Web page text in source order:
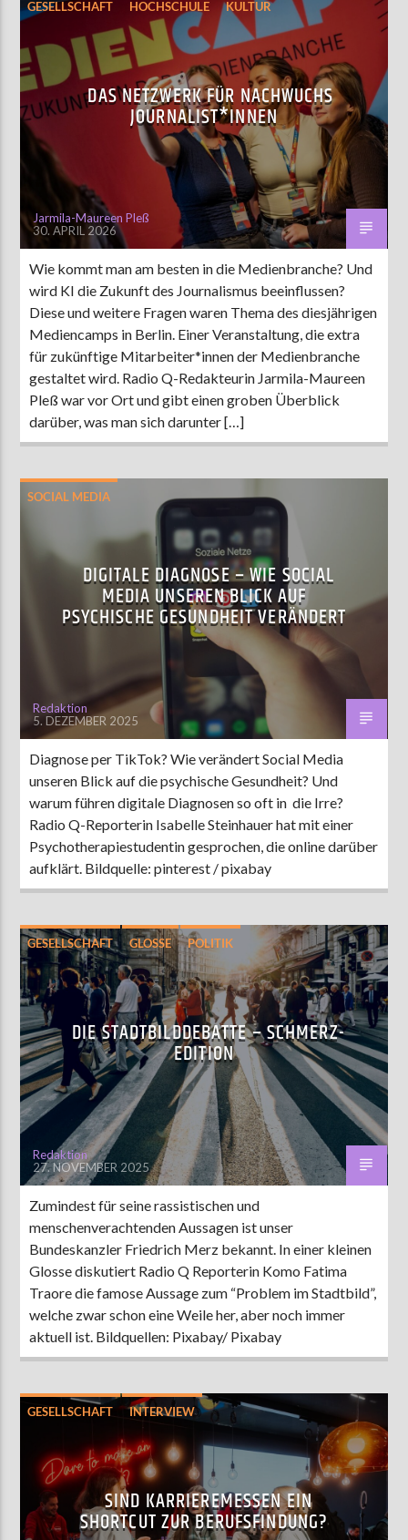
GESELLSCHAFT HOCHSCHULE KULTUR
SOCIAL MEDIA
DAS NETZWERK FÜR NACHWUCHS
JOURNALIST*INNEN
Jarmila-Maureen Pleß
30. APRIL 2026
Wie kommt man am besten in die Medienbranche? Und
wird KI die Zukunft des Journalismus beeinflussen?
Diese und weitere Fragen waren Thema des diesjährigen
Mediencamps in Berlin. Einer Veranstaltung, die extra
für zukünftige Mitarbeiter*innen der Medienbranche
gestaltet wird. Radio Q-Redakteurin Jarmila-Maureen
Pleß war vor Ort und gibt einen groben Überblick
darüber, was man sich darunter […]
SOCIAL MEDIA
DIGITALE DIAGNOSE – WIE SOCIAL
MEDIA UNSEREN BLICK AUF
PSYCHISCHE GESUNDHEIT VERÄNDERT
Redaktion
5. DEZEMBER 2025
Diagnose per TikTok? Wie verändert Social Media
unseren Blick auf die psychische Gesundheit? Und
warum führen digitale Diagnosen so oft in die Irre?
Radio Q-Reporterin Isabelle Steinhauer hat mit einer
Psychotherapiestudentin gesprochen, die online darüber
aufklärt. Bildquelle: pinterest / pixabay
GESELLSCHAFT GLOSSE POLITIK
SOCIAL MEDIA
DIE STADTBILDDEBATTE – SCHMERZ-
EDITION
Redaktion
27. NOVEMBER 2025
Zumindest für seine rassistischen und
menschenverachtenden Aussagen ist unser
Bundeskanzler Friedrich Merz bekannt. In einer kleinen
Glosse diskutiert Radio Q Reporterin Komo Fatima
Traore die famose Aussage zum “Problem im Stadtbild”,
welche zwar schon eine Weile her, aber noch immer
aktuell ist. Bildquellen: Pixabay/ Pixabay
GESELLSCHAFT INTERVIEW
LEBEN UND FREIZEIT SOCIAL MEDIA
THEMEN
SIND KARRIEREMESSEN EIN
SHORTCUT ZUR BERUFSFINDUNG?